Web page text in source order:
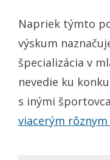
Napriek týmto
výskum
špecializácia v
nevedie ku
s inými
viacerým